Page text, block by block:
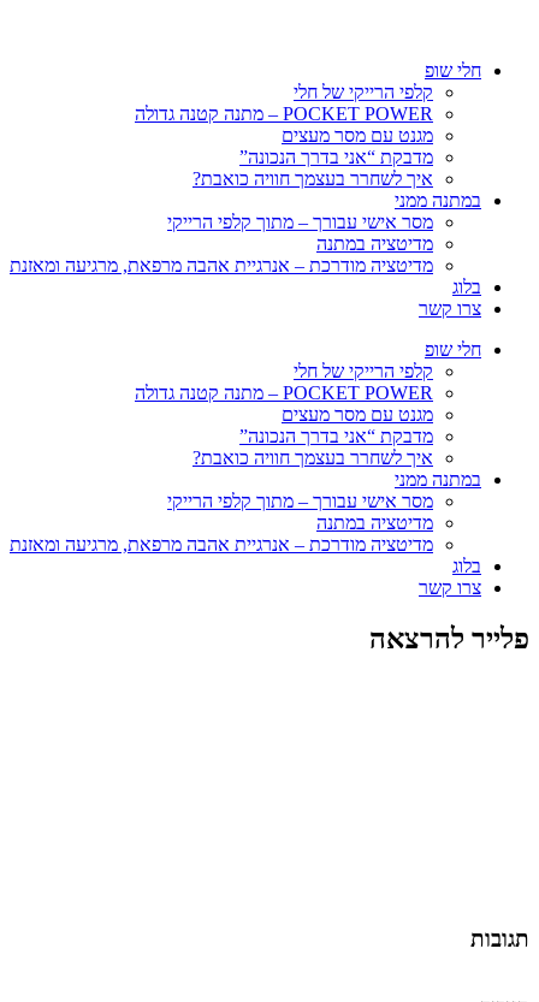
חלי שופ
קלפי הרייקי של חלי
POCKET POWER – מתנה קטנה גדולה
מגנט עם מסר מעצים
מדבקת “אני בדרך הנכונה”
איך לשחרר בעצמך חוויה כואבת?
במתנה ממני
מסר אישי עבורך – מתוך קלפי הרייקי
מדיטציה במתנה
מדיטציה מודרכת – אנרגיית אהבה מרפאת, מרגיעה ומאזנת
בלוג
צרו קשר
חלי שופ
קלפי הרייקי של חלי
POCKET POWER – מתנה קטנה גדולה
מגנט עם מסר מעצים
מדבקת “אני בדרך הנכונה”
איך לשחרר בעצמך חוויה כואבת?
במתנה ממני
מסר אישי עבורך – מתוך קלפי הרייקי
מדיטציה במתנה
מדיטציה מודרכת – אנרגיית אהבה מרפאת, מרגיעה ומאזנת
בלוג
צרו קשר
פלייר להרצאה
תגובות